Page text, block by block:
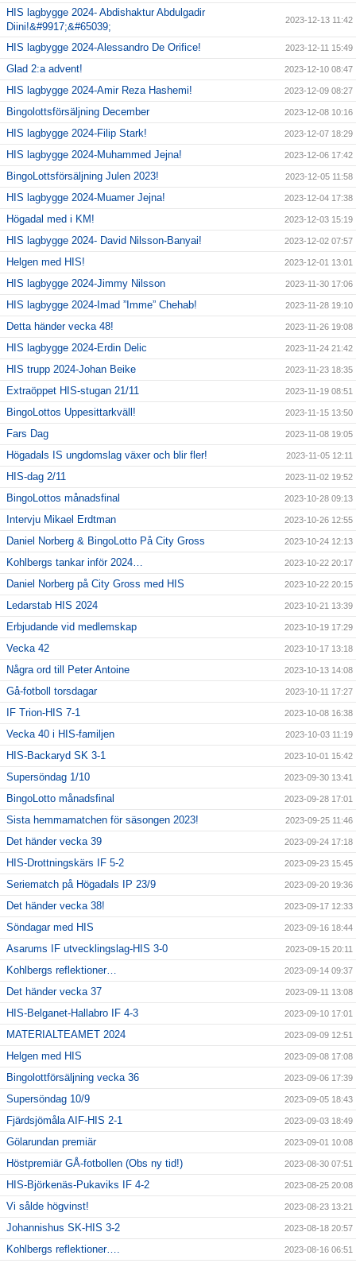
HIS lagbygge 2024- Abdishaktur Abdulgadir
Diini!&#9917;&#65039;
2023-12-13 11:42
HIS lagbygge 2024-Alessandro De Orifice! 2023-12-11 15:49
Glad 2:a advent! 2023-12-10 08:47
HIS lagbygge 2024-Amir Reza Hashemi! 2023-12-09 08:27
Bingolottsförsäljning December 2023-12-08 10:16
HIS lagbygge 2024-Filip Stark! 2023-12-07 18:29
HIS lagbygge 2024-Muhammed Jejna! 2023-12-06 17:42
BingoLottsförsäljning Julen 2023! 2023-12-05 11:58
HIS lagbygge 2024-Muamer Jejna! 2023-12-04 17:38
Högadal med i KM! 2023-12-03 15:19
HIS lagbygge 2024- David Nilsson-Banyai! 2023-12-02 07:57
Helgen med HIS! 2023-12-01 13:01
HIS lagbygge 2024-Jimmy Nilsson 2023-11-30 17:06
HIS lagbygge 2024-Imad ”Imme” Chehab! 2023-11-28 19:10
Detta händer vecka 48! 2023-11-26 19:08
HIS lagbygge 2024-Erdin Delic 2023-11-24 21:42
HIS trupp 2024-Johan Beike 2023-11-23 18:35
Extraöppet HIS-stugan 21/11 2023-11-19 08:51
BingoLottos Uppesittarkväll! 2023-11-15 13:50
Fars Dag 2023-11-08 19:05
Högadals IS ungdomslag växer och blir fler! 2023-11-05 12:11
HIS-dag 2/11 2023-11-02 19:52
BingoLottos månadsfinal 2023-10-28 09:13
Intervju Mikael Erdtman 2023-10-26 12:55
Daniel Norberg & BingoLotto På City Gross 2023-10-24 12:13
Kohlbergs tankar inför 2024… 2023-10-22 20:17
Daniel Norberg på City Gross med HIS 2023-10-22 20:15
Ledarstab HIS 2024 2023-10-21 13:39
Erbjudande vid medlemskap 2023-10-19 17:29
Vecka 42 2023-10-17 13:18
Några ord till Peter Antoine 2023-10-13 14:08
Gå-fotboll torsdagar 2023-10-11 17:27
IF Trion-HIS 7-1 2023-10-08 16:38
Vecka 40 i HIS-familjen 2023-10-03 11:19
HIS-Backaryd SK 3-1 2023-10-01 15:42
Supersöndag 1/10 2023-09-30 13:41
BingoLotto månadsfinal 2023-09-28 17:01
Sista hemmamatchen för säsongen 2023! 2023-09-25 11:46
Det händer vecka 39 2023-09-24 17:18
HIS-Drottningskärs IF 5-2 2023-09-23 15:45
Seriematch på Högadals IP 23/9 2023-09-20 19:36
Det händer vecka 38! 2023-09-17 12:33
Söndagar med HIS 2023-09-16 18:44
Asarums IF utvecklingslag-HIS 3-0 2023-09-15 20:11
Kohlbergs reflektioner… 2023-09-14 09:37
Det händer vecka 37 2023-09-11 13:08
HIS-Belganet-Hallabro IF 4-3 2023-09-10 17:01
MATERIALTEAMET 2024 2023-09-09 12:51
Helgen med HIS 2023-09-08 17:08
Bingolottförsäljning vecka 36 2023-09-06 17:39
Supersöndag 10/9 2023-09-05 18:43
Fjärdsjömåla AIF-HIS 2-1 2023-09-03 18:49
Gölarundan premiär 2023-09-01 10:08
Höstpremiär GÅ-fotbollen (Obs ny tid!) 2023-08-30 07:51
HIS-Björkenäs-Pukaviks IF 4-2 2023-08-25 20:08
Vi sålde högvinst! 2023-08-23 13:21
Johannishus SK-HIS 3-2 2023-08-18 20:57
Kohlbergs reflektioner…. 2023-08-16 06:51